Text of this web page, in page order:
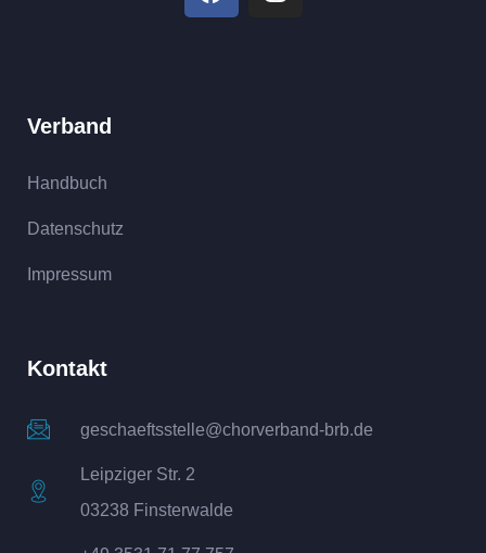
Verband
Handbuch
Datenschutz
Impressum
Kontakt
geschaeftsstelle@chorverband-brb.de
Leipziger Str. 2
03238 Finsterwalde